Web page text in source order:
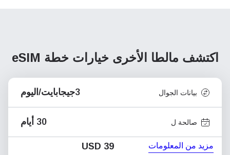
اكتشف مالطا الأخرى خيارات خطة eSIM
بيانات الجوال 3جيجابايت/اليوم
صالحة ل 30 أيام
مزيد من المعلومات USD 39